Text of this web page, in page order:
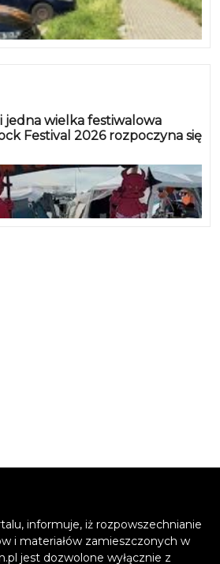
jedna wielka festiwalowa
Festival 2026 rozpoczyna się
informuje, iż rozpowszechnianie
i materiałów zamieszczonych w
jest dozwolone wyłącznie z